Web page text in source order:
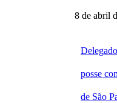
8 de abril
posse
de São